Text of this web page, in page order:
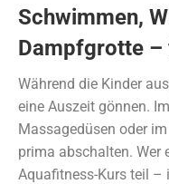
Schwimmen,
Dampfgrotte –
Während die Kinder
eine Auszeit gönnen.
Massagedüsen oder
prima abschalten. Wer
Aquafitness-Kurs teil –